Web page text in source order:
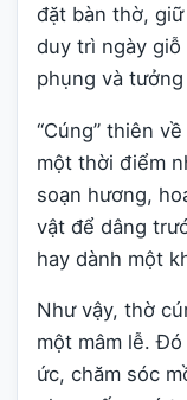
đặt bàn thờ,
duy trì ngày
phụng và
“Cúng” thiên
một thời điểm
soạn hương,
vật để dâng
hay dành một
Như vậy, thờ
một mâm lễ.
ức, chăm sóc